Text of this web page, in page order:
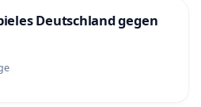
Deutschland gegen